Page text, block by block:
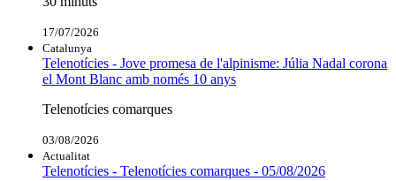
17/07/2026
Catalunya
Telenotícies - Jove promesa de l'alpinisme: Júlia Nadal corona
el Mont Blanc amb només 10 anys
Telenotícies comarques
03/08/2026
Actualitat
Telenotícies - Telenotícies comarques - 05/08/2026